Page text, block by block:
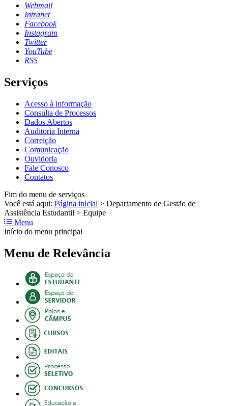
Webmail
Intranet
Facebook
Instagram
Twitter
YouTube
RSS
Serviços
Acesso à informação
Consulta de Processos
Dados Abertos
Auditoria Interna
Correição
Comunicação
Ouvidoria
Fale Conosco
Contatos
Fim do menu de serviços
Você está aqui: Página inicial > Departamento de Gestão de
Assistência Estudantil > Equipe
Menu
Início do menu principal
Menu de Relevância